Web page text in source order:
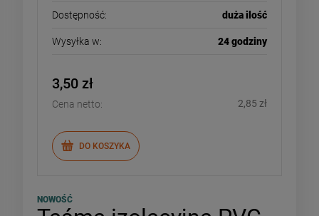
Dostępność: duża ilość
Wysyłka w: 24 godziny
3,50 zł
Cena netto: 2,85 zł
DO KOSZYKA
NOWOŚĆ